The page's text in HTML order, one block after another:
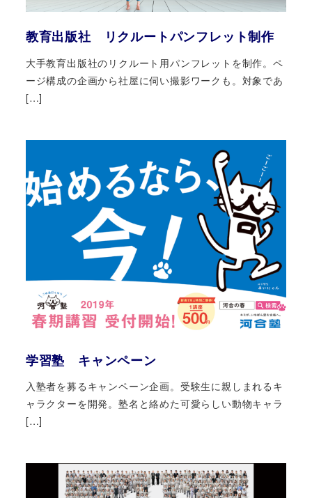
教育出版社 リクルートパンフレット制作
大手教育出版社のリクルート用パンフレットを制作。ペ
ージ構成の企画から社屋に伺い撮影ワークも。対象であ
[…]
学習塾 キャンペーン
入塾者を募るキャンペーン企画。受験生に親しまれるキ
ャラクターを開発。塾名と絡めた可愛らしい動物キャラ
[…]